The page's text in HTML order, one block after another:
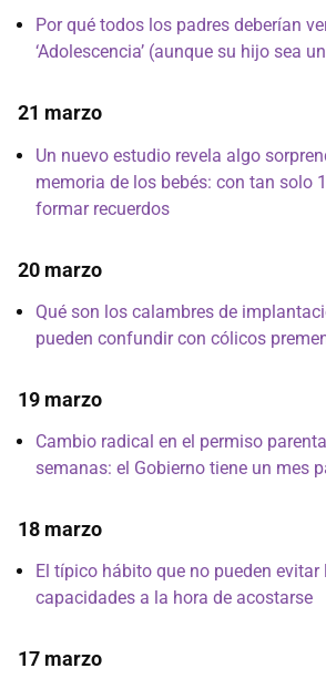
Por qué todos los padres deberían
‘Adolescencia’ (aunque su hijo sea
21 marzo
Un nuevo estudio revela algo
memoria de los bebés: con tan solo
formar recuerdos
20 marzo
Qué son los calambres de
pueden confundir con cólicos
19 marzo
Cambio radical en el permiso
semanas: el Gobierno tiene un mes
18 marzo
El típico hábito que no pueden
capacidades a la hora de acostarse
17 marzo